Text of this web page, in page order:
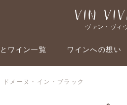
ヴァン・ヴィ
ワイン一覧 ワインへの想い
メーヌ・イン・ブラック